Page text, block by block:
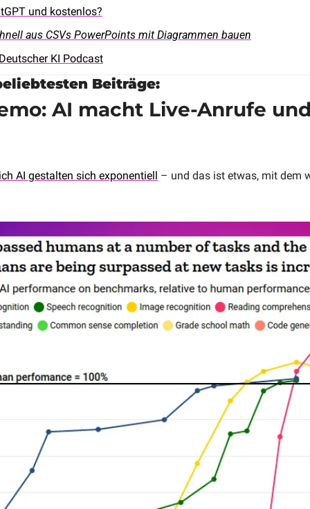
und kostenlos?
aus CSVs PowerPoints mit Diagrammen bauen
KI Podcast
Beiträge:
AI macht Live-Anrufe
AI gestalten sich exponentiell – und das ist etwas, mit dem